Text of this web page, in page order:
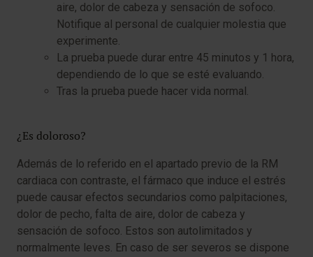
aire, dolor de cabeza y sensación de sofoco.
Notifique al personal de cualquier molestia que
experimente.
La prueba puede durar entre 45 minutos y 1 hora,
dependiendo de lo que se esté evaluando.
Tras la prueba puede hacer vida normal.
¿Es doloroso?
Además de lo referido en el apartado previo de la RM
cardiaca con contraste, el fármaco que induce el estrés
puede causar efectos secundarios como palpitaciones,
dolor de pecho, falta de aire, dolor de cabeza y
sensación de sofoco. Estos son autolimitados y
normalmente leves. En caso de ser severos se dispone